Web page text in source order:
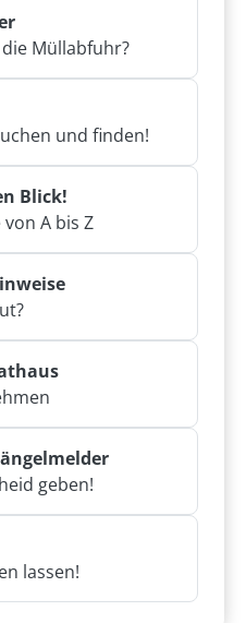
Müllabfuhr?
und finden!
Blick!
A bis Z
geben!
lassen!